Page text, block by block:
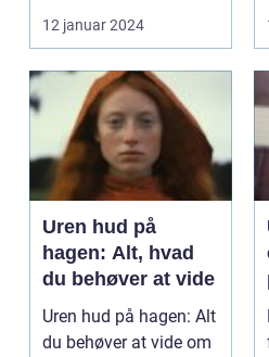
Introduktion til pill...
12 januar 2024
Uren hud på
hagen: Alt, hvad
du behøver at vide
Uren hud på hagen: Alt
du behøver at vide om